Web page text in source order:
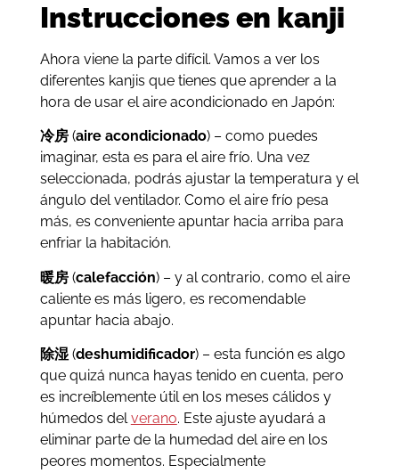
Instrucciones en kanji
Ahora viene la parte difícil. Vamos a ver los
diferentes kanjis que tienes que aprender a la
hora de usar el aire acondicionado en Japón:
冷房(aire acondicionado) – como puedes
imaginar, esta es para el aire frío. Una vez
seleccionada, podrás ajustar la temperatura y el
ángulo del ventilador. Como el aire frío pesa
más, es conveniente apuntar hacia arriba para
enfriar la habitación.
暖房 (calefacción) – y al contrario, como el aire
caliente es más ligero, es recomendable
apuntar hacia abajo.
除湿 (deshumidificador) – esta función es algo
que quizá nunca hayas tenido en cuenta, pero
es increíblemente útil en los meses cálidos y
húmedos delverano. Este ajuste ayudará a
eliminar parte de la humedad del aire en los
peores momentos. Especialmente